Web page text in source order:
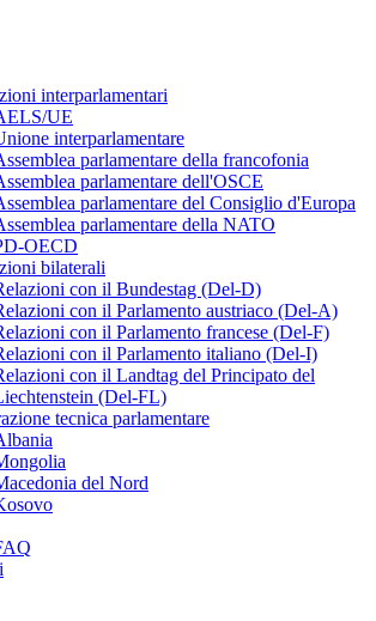
interparlamentari
UE
interparlamentare
parlamentare della francofonia
parlamentare dell'OSCE
parlamentare del Consiglio d'Europa
parlamentare della NATO
OECD
bilaterali
con il Bundestag (Del-D)
con il Parlamento austriaco (Del-A)
con il Parlamento francese (Del-F)
con il Parlamento italiano (Del-I)
con il Landtag del Principato del
(Del-FL)
tecnica parlamentare
del Nord